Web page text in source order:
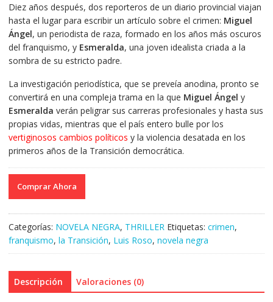
Diez años después, dos reporteros de un diario provincial viajan
hasta el lugar para escribir un artículo sobre el crimen: Miguel
Ángel, un periodista de raza, formado en los años más oscuros
del franquismo, y Esmeralda, una joven idealista criada a la
sombra de su estricto padre.
La investigación periodística, que se preveía anodina, pronto se
convertirá en una compleja trama en la que Miguel Ángel y
Esmeralda verán peligrar sus carreras profesionales y hasta sus
propias vidas, mientras que el país entero bulle por los
vertiginosos cambios políticos y la violencia desatada en los
primeros años de la Transición democrática.
Comprar Ahora
Categorías: NOVELA NEGRA, THRILLER Etiquetas: crimen,
franquismo, la Transición, Luis Roso, novela negra
Descripción Valoraciones (0)